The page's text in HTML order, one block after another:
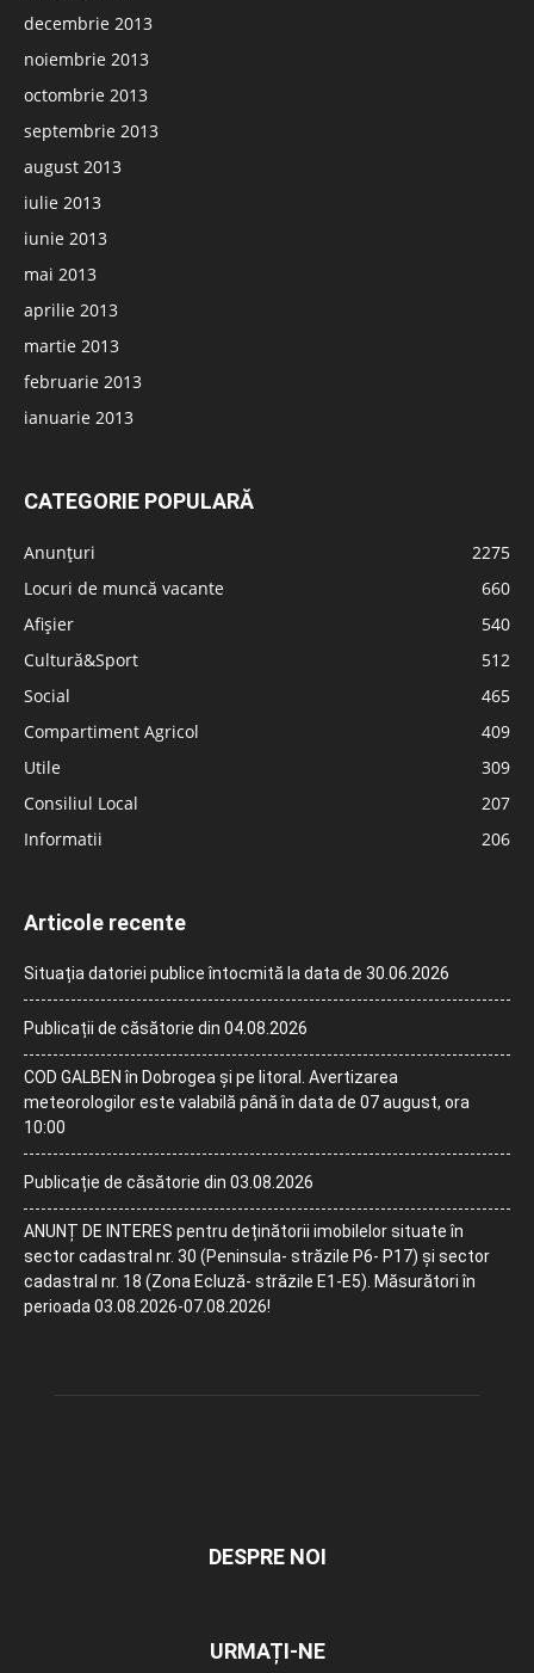
decembrie 2013
noiembrie 2013
octombrie 2013
septembrie 2013
august 2013
iulie 2013
iunie 2013
mai 2013
aprilie 2013
martie 2013
februarie 2013
ianuarie 2013
CATEGORIE POPULARĂ
Anunțuri
2275
Locuri de muncă vacante
660
Afișier
540
Cultură&Sport
512
Social
465
Compartiment Agricol
409
Utile
309
Consiliul Local
207
Informatii
206
Articole recente
Situația datoriei publice întocmită la data de 30.06.2026
Publicații de căsătorie din 04.08.2026
COD GALBEN în Dobrogea și pe litoral. Avertizarea
meteorologilor este valabilă până în data de 07 august, ora
10:00
Publicație de căsătorie din 03.08.2026
ANUNȚ DE INTERES pentru deținătorii imobilelor situate în
sector cadastral nr. 30 (Peninsula- străzile P6- P17) și sector
cadastral nr. 18 (Zona Ecluză- străzile E1-E5). Măsurători în
perioada 03.08.2026-07.08.2026!
DESPRE NOI
URMAȚI-NE